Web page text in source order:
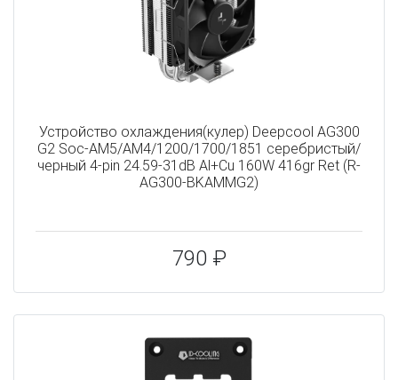
Устройство охлаждения(кулер) Deepcool AG300
G2 Soc-AM5/AM4/1200/1700/1851 серебристый/
черный 4-pin 24.59-31dB Al+Cu 160W 416gr Ret (R-
AG300-BKAMMG2)
790 ₽